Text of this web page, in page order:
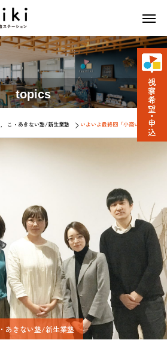
topics
こ・あきない塾/新生業塾 いよいよ最終回「小商いを形にす
あきない塾/新生業塾